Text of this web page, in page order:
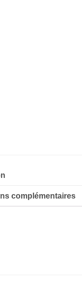
complémentaires